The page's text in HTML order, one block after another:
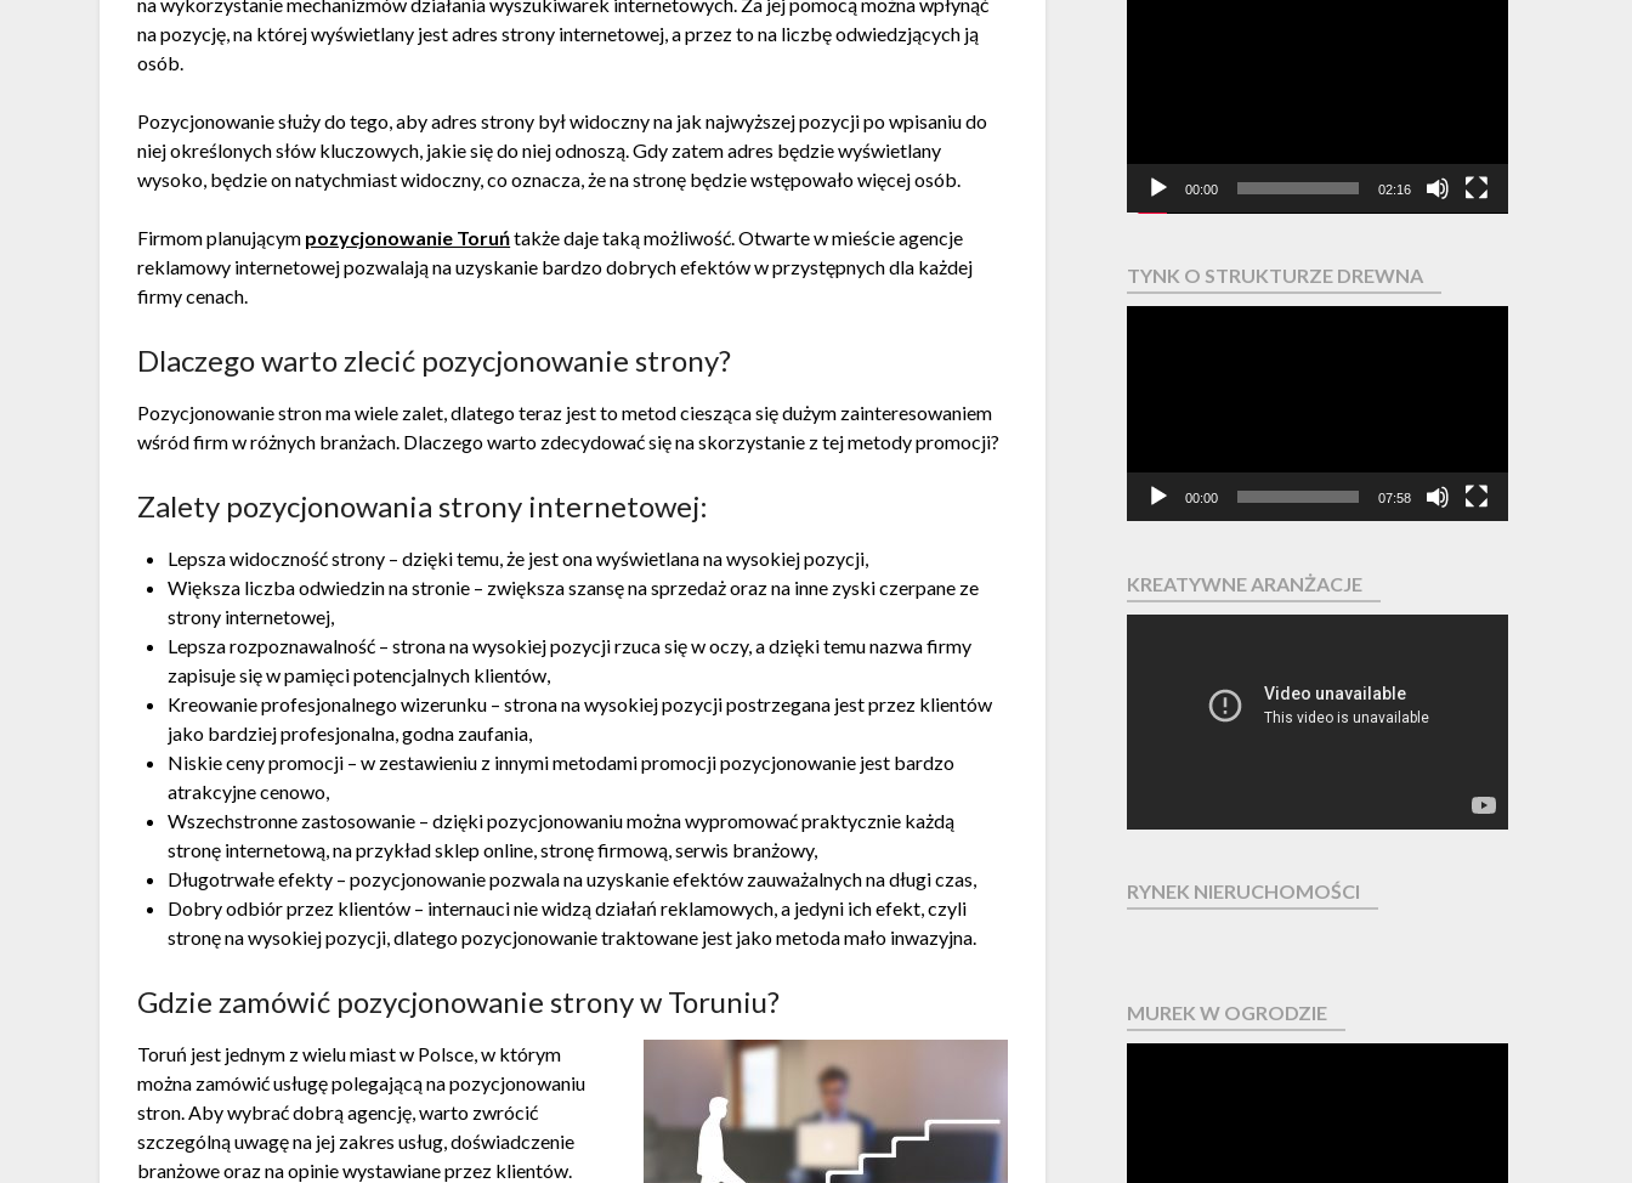
na pozycję, na której wyświetlany jest adres strony internetowej, a przez to na liczbę odwiedzjących ją
osób.
Pozycjonowanie służy do tego, aby adres strony był widoczny na jak najwyższej pozycji po wpisaniu do
niej określonych słów kluczowych, jakie się do niej odnoszą. Gdy zatem adres będzie wyświetlany
wysoko, będzie on natychmiast widoczny, co oznacza, że na stronę będzie wstępowało więcej osób.
Firmom planującym pozycjonowanie Toruńtakże daje taką możliwość. Otwarte w mieście agencje
reklamowy internetowej pozwalają na uzyskanie bardzo dobrych efektów w przystępnych dla każdej
firmy cenach.
Dlaczego warto zlecić pozycjonowanie strony?
Pozycjonowanie stron ma wiele zalet, dlatego teraz jest to metod ciesząca się dużym zainteresowaniem
wśród firm w różnych branżach. Dlaczego warto zdecydować się na skorzystanie z tej metody promocji?
Zalety pozycjonowania strony internetowej:
Lepsza widoczność strony – dzięki temu, że jest ona wyświetlana na wysokiej pozycji,
Większa liczba odwiedzin na stronie – zwiększa szansę na sprzedaż oraz na inne zyski czerpane ze
strony internetowej,
Lepsza rozpoznawalność – strona na wysokiej pozycji rzuca się w oczy, a dzięki temu nazwa firmy
zapisuje się w pamięci potencjalnych klientów,
Kreowanie profesjonalnego wizerunku – strona na wysokiej pozycji postrzegana jest przez klientów
jako bardziej profesjonalna, godna zaufania,
Niskie ceny promocji – w zestawieniu z innymi metodami promocji pozycjonowanie jest bardzo
atrakcyjne cenowo,
Wszechstronne zastosowanie – dzięki pozycjonowaniu można wypromować praktycznie każdą
stronę internetową, na przykład sklep online, stronę firmową, serwis branżowy,
Długotrwałe efekty – pozycjonowanie pozwala na uzyskanie efektów zauważalnych na długi czas,
Dobry odbiór przez klientów – internauci nie widzą działań reklamowych, a jedyni ich efekt, czyli
stronę na wysokiej pozycji, dlatego pozycjonowanie traktowane jest jako metoda mało inwazyjna.
Gdzie zamówić pozycjonowanie strony w Toruniu?
Toruń jest jednym z wielu miast w Polsce, w którym
można zamówić usługę polegającą na pozycjonowaniu
stron. Aby wybrać dobrą agencję, warto zwrócić
szczególną uwagę na jej zakres usług, doświadczenie
branżowe oraz na opinie wystawiane przez klientów.
00:00 02:16
TYNK O STRUKTURZE DREWNA
00:00 07:58
KREATYWNE ARANŻACJE
RYNEK NIERUCHOMOŚCI
MUREK W OGRODZIE